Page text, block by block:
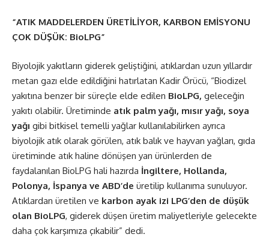
“ATIK MADDELERDEN ÜRETİLİYOR, KARBON EMİSYONU
ÇOK DÜŞÜK: BioLPG”
Biyolojik yakıtların giderek geliştiğini, atıklardan uzun yıllardır
metan gazı elde edildiğini hatırlatan Kadir Örücü, “Biodizel
yakıtına benzer bir süreçle elde edilen BioLPG, geleceğin
yakıtı olabilir. Üretiminde atık palm yağı, mısır yağı, soya
yağı gibi bitkisel temelli yağlar kullanılabilirken ayrıca
biyolojik atık olarak görülen, atık balık ve hayvan yağları, gıda
üretiminde atık haline dönüşen yan ürünlerden de
faydalanılan BioLPG hali hazırda İngiltere, Hollanda,
Polonya, İspanya ve ABD’de üretilip kullanıma sunuluyor.
Atıklardan üretilen ve karbon ayak izi LPG’den de düşük
olan BioLPG, giderek düşen üretim maliyetleriyle gelecekte
daha çok karşımıza çıkabilir” dedi.